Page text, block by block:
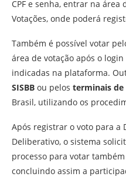
CPF e senha, entrar na área
Votações, onde poderá
Também é possível votar
área de votação após o
indicadas na plataforma.
SISBB ou pelos terminais
Brasil, utilizando os
Após registrar o voto para a
Deliberativo, o sistema
processo para votar
concluindo assim a